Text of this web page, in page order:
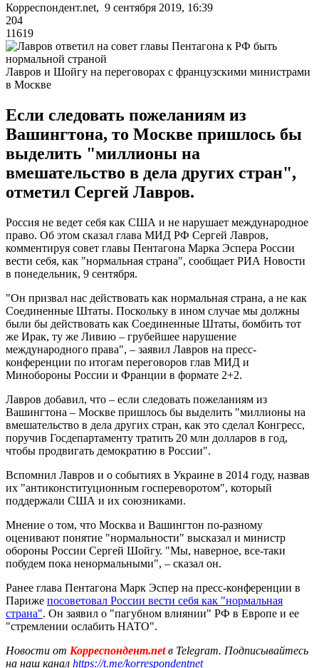
Корреспондент.net, 9 сентября 2019, 16:39
204
11619
Лавров и Шойгу на переговорах с французскими министрами
в Москве
Если следовать пожеланиям из
Вашингтона, то Москве пришлось бы
выделить "миллионы на
вмешательство в дела других стран",
отметил Сергей Лавров.
Россия не ведет себя как США и не нарушает международное
право. Об этом сказал глава МИД РФ Сергей Лавров,
комментируя совет главы Пентагона Марка Эспера России
вести себя, как "нормальная страна", сообщает РИА Новости
в понедельник, 9 сентября.
"Он призвал нас действовать как нормальная страна, а не как
Соединенные Штаты. Поскольку в ином случае мы должны
были бы действовать как Соединенные Штаты, бомбить тот
же Ирак, ту же Ливию – грубейшее нарушение
международного права", – заявил Лавров на пресс-
конференции по итогам переговоров глав МИД и
Минобороны России и Франции в формате 2+2.
Лавров добавил, что – если следовать пожеланиям из
Вашингтона – Москве пришлось бы выделить "миллионы на
вмешательство в дела других стран, как это сделал Конгресс,
поручив Госдепартаменту тратить 20 млн долларов в год,
чтобы продвигать демократию в России".
Вспомнил Лавров и о событиях в Украине в 2014 году, назвав
их "антиконституционным госпереворотом", который
поддержали США и их союзниками.
Мнение о том, что Москва и Вашингтон по-разному
оценивают понятие "нормальности" высказал и министр
обороны России Сергей Шойгу. "Мы, наверное, все-таки
побудем пока ненормальными", – сказал он.
Ранее глава Пентагона Марк Эспер на пресс-конференции в
Париже посоветовал России вести себя как "нормальная
страна". Он заявил о "пагубном влиянии" РФ в Европе и ее
"стремлении ослабить НАТО".
Новости от Корреспондент.netв Telegram. Подписывайтесь
на наш канал https://t.me/korrespondentnet